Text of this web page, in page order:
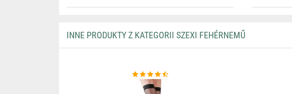
INNE PRODUKTY Z KATEGORII SZEXI FEHÉRNEMŰ